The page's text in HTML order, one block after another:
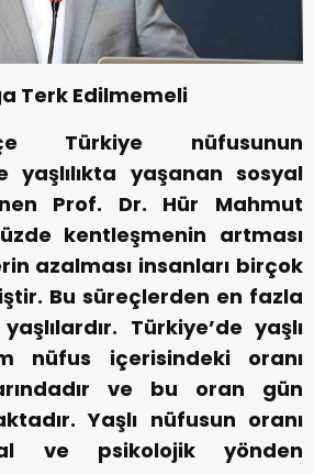
Terk Edilmemeli
Türkiye nüfusunun
yaşlılıkta yaşanan sosyal
Prof. Dr. Hür Mahmut
kentleşmenin artması
azalması insanları birçok
Bu süreçlerden en fazla
Türkiye’de yaşlı
nüfus içerisindeki oranı
ve bu oran gün
Yaşlı nüfusun oranı
ve psikolojik yönden